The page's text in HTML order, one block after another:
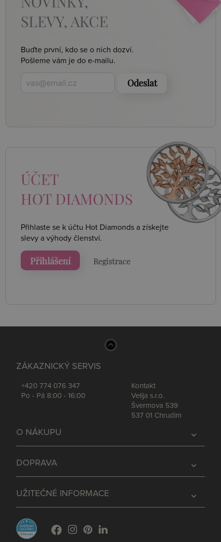
SLEVY, AKCE
Buďte první, kdo se o nich dozví.
Pošleme vám je do e-mailu.
Odeslat
ÚČET
HOT DIAMONDS
Přihlaste se k účtu Hot Diamonds a získejte
slevy a výhody členství.
Přihlášení Registrace
ZÁKAZNICKÝ SERVIS
+420 774 076 347
Po - Pá 8:00 - 16:00
Kontakt
Velija s.r.o.
Švermova 539
537 01 Chrudim
expand_more
O NÁKUPU
expand_more
DOPRAVA
expand_more
UŽITEČNÉ INFORMACE